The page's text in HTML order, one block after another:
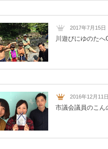
2017年7月15日
川遊びにゆのたへ
2016年12月11日
市議会議員のこん